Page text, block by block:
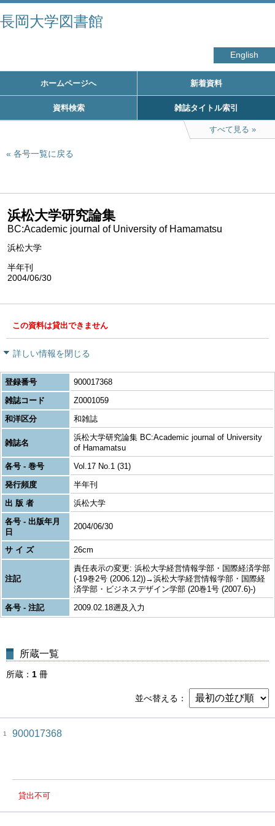
長岡大学図書館
English
ホームページへ 新着資料
資料検索 雑誌タイトル索引
すべて見る
各号一覧に戻る
浜松大学研究論集
BC:Academic journal of University of Hamamatsu
浜松大学
半年刊
2004/06/30
この資料は貸出できません
詳しい情報を閉じる
登録番号
900017368
雑誌コード
Z0001059
和洋区分
和雑誌
雑誌名
浜松大学研究論集 BC:Academic journal of University
of Hamamatsu
各号 - 巻号
Vol.17 No.1 (31)
発行頻度
半年刊
出 版 者
浜松大学
各号 - 出版年月
日
2004/06/30
サ イ ズ 26cm
注記
責任表示の変更: 浜松大学経営情報学部・国際経済学部
(-19巻2号 (2006.12))→浜松大学経営情報学部・国際経
済学部・ビジネスデザイン学部 (20巻1号 (2007.6)-)
各号 - 注記
2009.02.18遡及入力
所蔵一覧
所蔵 1 冊
並べ替える
1 900017368
貸出不可